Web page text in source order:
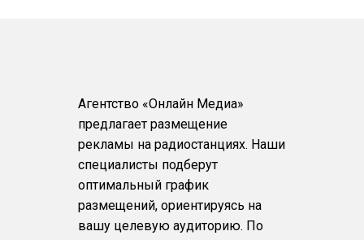
Агентство «Онлайн Медиа»
предлагает размещение
рекламы на радиостанциях. Наши
специалисты подберут
оптимальный график
размещений, ориентируясь на
вашу целевую аудиторию. По